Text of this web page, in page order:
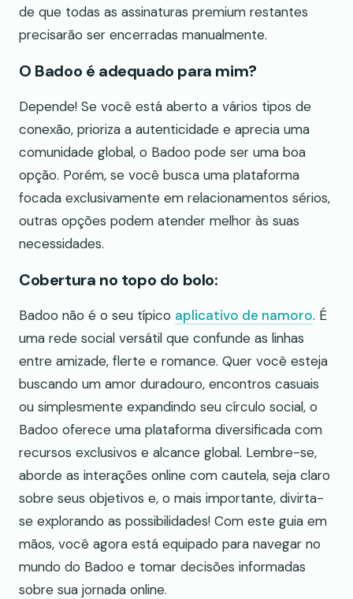
de que todas as assinaturas premium restantes
precisarão ser encerradas manualmente.
O Badoo é adequado para mim?
Depende! Se você está aberto a vários tipos de
conexão, prioriza a autenticidade e aprecia uma
comunidade global, o Badoo pode ser uma boa
opção. Porém, se você busca uma plataforma
focada exclusivamente em relacionamentos sérios,
outras opções podem atender melhor às suas
necessidades.
Cobertura no topo do bolo:
Badoo não é o seu típico aplicativo de namoro. É
uma rede social versátil que confunde as linhas
entre amizade, flerte e romance. Quer você esteja
buscando um amor duradouro, encontros casuais
ou simplesmente expandindo seu círculo social, o
Badoo oferece uma plataforma diversificada com
recursos exclusivos e alcance global. Lembre-se,
aborde as interações online com cautela, seja claro
sobre seus objetivos e, o mais importante, divirta-
se explorando as possibilidades! Com este guia em
mãos, você agora está equipado para navegar no
mundo do Badoo e tomar decisões informadas
sobre sua jornada online.